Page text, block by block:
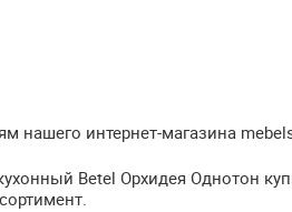
нашего интернет-магазина
Betel Орхидея Однотон